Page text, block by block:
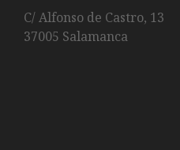
C/ Alfonso de Castro, 13
37005 Salamanca